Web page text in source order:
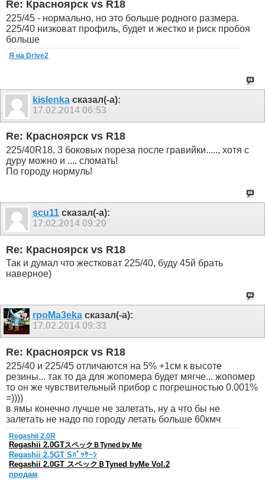
Re: Красноярск vs R18
225/45 - нормально, но это больше родного размера.
225/40 низковат профиль, будет и жестко и риск пробоя
больше
Я на Drive2
kislenka сказал(-а):
17.02.2014 06:53
Re: Красноярск vs R18
225/40R18, 3 боковых пореза после гравийки....., хотя с
дуру можно и .... сломать!
По городу нормуль!
scu11 сказал(-а):
17.02.2014 09:20
Re: Красноярск vs R18
Так и думал что жестковат 225/40, буду 45й брать
наверное)
rpoMa3eka сказал(-а):
17.02.2014 09:33
Re: Красноярск vs R18
225/40 и 225/45 отличаются на 5% +1см к высоте
резины... так то да для жопомера будет мягче... жопомер
то он же чувствительный прибор с погрешностью 0.001%
=))))
в ямы конечно лучше не залетать, ну а что бы не
залетать не надо по городу летать больше 60кмч
Regashii 2.0R
Regashii 2.0GTスペックＢTyned by Me
Regashii 2.5GT Sﾊﾟｯｹｰｼ
Regashii 2.0GT スペックＢTyned byMe Vol.2
продам